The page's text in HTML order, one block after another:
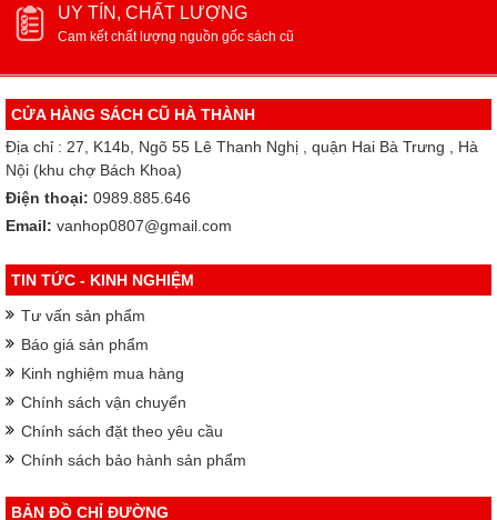
UY TÍN, CHẤT LƯỢNG
Cam kết chất lượng nguồn gốc sách cũ
CỬA HÀNG SÁCH CŨ HÀ THÀNH
Địa chỉ : 27, K14b, Ngõ 55 Lê Thanh Nghị , quận Hai Bà Trưng , Hà
Nội (khu chợ Bách Khoa)
Điện thoại: 0989.885.646
Email: vanhop0807@gmail.com
TIN TỨC - KINH NGHIỆM
Tư vấn sản phẩm
Báo giá sản phẩm
Kinh nghiệm mua hàng
Chính sách vận chuyển
Chính sách đặt theo yêu cầu
Chính sách bảo hành sản phẩm
BẢN ĐỒ CHỈ ĐƯỜNG